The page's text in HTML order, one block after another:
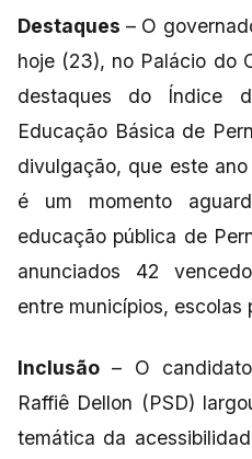
Destaques – O
hoje (23), no Palácio do
destaques do Índice
Educação Básica de
divulgação, que este
é um momento
educação pública de
anunciados 42
entre municípios, escolas
Inclusão – O
Raffiê Dellon (PSD)
temática da